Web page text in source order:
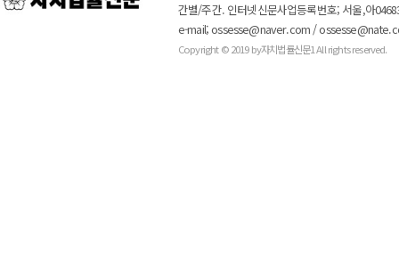
간별/주간. 인터넷신문사업등록번호; 서울,아
e-mail; ossesse@naver.com /
Copyright © 2019 by자치법률신문1All rights reserved.